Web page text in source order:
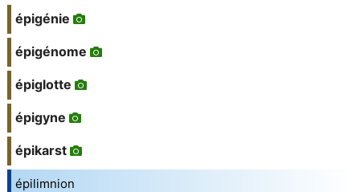
épigénie
épigénome
épiglotte
épigyne
épikarst
épilimnion